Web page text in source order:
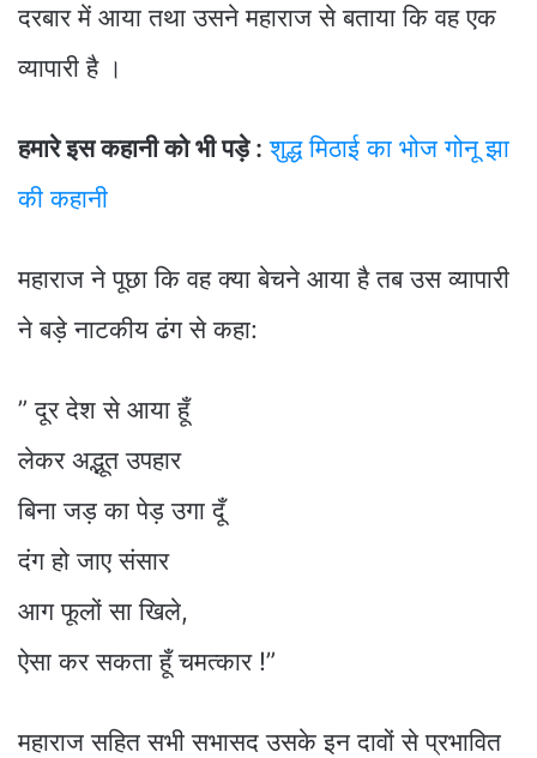
दरबार में आया तथा उसने महाराज से बताया कि वह एक
व्यापारी है ।
हमारे इस कहानी को भी पड़े : शुद्ध मिठाई का भोज गोनू झा
की कहानी
महाराज ने पूछा कि वह क्या बेचने आया है तब उस व्यापारी
ने बड़े नाटकीय ढंग से कहा:
” दूर देश से आया हूँ
लेकर अद्भूत उपहार
बिना जड़ का पेड़ उगा दूँ
दंग हो जाए संसार
आग फूलों सा खिले,
ऐसा कर सकता हूँ चमत्कार !”
महाराज सहित सभी सभासद उसके इन दावों से प्रभावित